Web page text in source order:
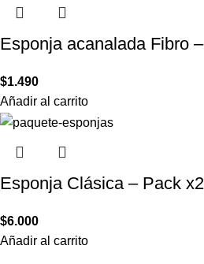
Esponja acanalada Fibro
$1.490
Añadir al carrito
Esponja Clásica – Pack
$6.000
Añadir al carrito